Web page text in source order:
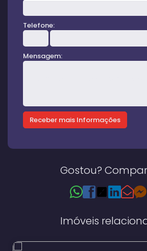
Telefone:
Mensagem:
Gostou?
Imóveis